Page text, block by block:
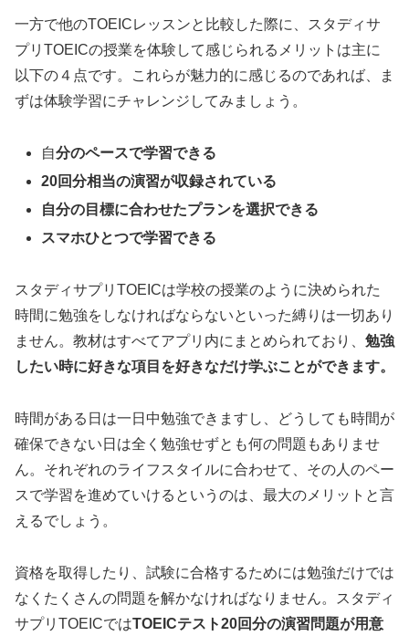
一方で他のTOEICレッスンと比較した際に、スタディサ
プリTOEICの授業を体験して感じられるメリットは主に
以下の４点です。これらが魅力的に感じるのであれば、ま
ずは体験学習にチャレンジしてみましょう。
自分のペースで学習できる
20回分相当の演習が収録されている
自分の目標に合わせたプランを選択できる
スマホひとつで学習できる
スタディサプリTOEICは学校の授業のように決められた
時間に勉強をしなければならないといった縛りは一切あり
ません。教材はすべてアプリ内にまとめられており、 勉強
したい時に好きな項目を好きなだけ学ぶことができます。
時間がある日は一日中勉強できますし、どうしても時間が
確保できない日は全く勉強せずとも何の問題もありませ
ん。それぞれのライフスタイルに合わせて、その人のペー
スで学習を進めていけるというのは、最大のメリットと言
えるでしょう。
資格を取得したり、試験に合格するためには勉強だけでは
なくたくさんの問題を解かなければなりません。スタディ
サプリTOEICではTOEICテスト20回分の演習問題が用意